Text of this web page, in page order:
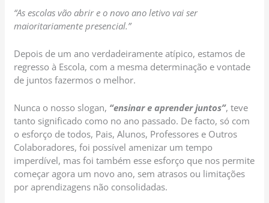
“As escolas vão abrir e o novo ano letivo vai ser
maioritariamente presencial.”
Depois de um ano verdadeiramente atípico, estamos de
regresso à Escola, com a mesma determinação e vontade
de juntos fazermos o melhor.
Nunca o nosso slogan, “ensinar e aprender juntos”, teve
tanto significado como no ano passado. De facto, só com
o esforço de todos, Pais, Alunos, Professores e Outros
Colaboradores, foi possível amenizar um tempo
imperdível, mas foi também esse esforço que nos permite
começar agora um novo ano, sem atrasos ou limitações
por aprendizagens não consolidadas.